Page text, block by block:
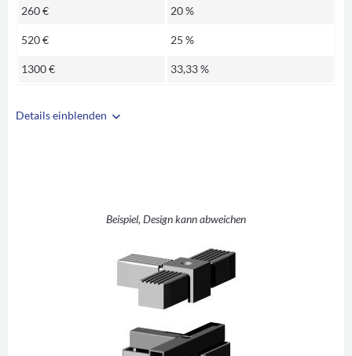
Details einblenden
T +1 (T-Stück mitBeispiel, Design kann abweichen
260 € 20 %
520 € 25 %
1300 € 33,33 %